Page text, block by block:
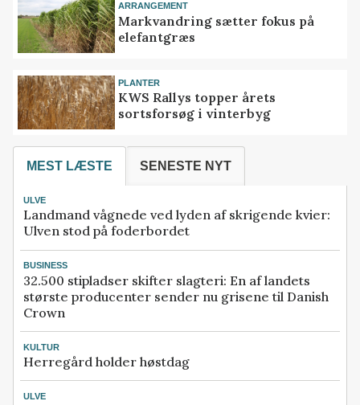
ARRANGEMENT
Markvandring sætter fokus på
elefantgræs
PLANTER
KWS Rallys topper årets
sortsforsøg i vinterbyg
MEST LÆSTE SENESTE NYT
ULVE
Landmand vågnede ved lyden af skrigende kvier:
Ulven stod på foderbordet
BUSINESS
32.500 stipladser skifter slagteri: En af landets
største producenter sender nu grisene til Danish
Crown
KULTUR
Herregård holder høstdag
ULVE